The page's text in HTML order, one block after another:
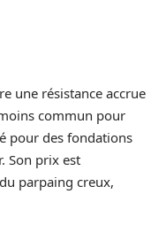
une résistance accrue
commun pour
pour des fondations
Son prix est
parpaing creux,